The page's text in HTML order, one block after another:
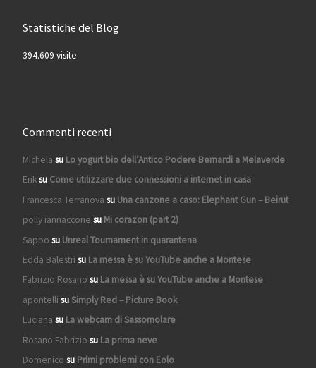
Statistiche del Blog
394.609 visite
Commenti recenti
Michela su Lo yogurt bio dell’Antico Podere Bernardi a Melaverde
Eriksu Come utilizzare due connessioni a internet in casa
Francesca Terranova su Una canzone a caso: Elephant Gun – Beirut
polly iannaccone su Mi corazon (part 2)
Sappo su Unreal Tournament in quarantena
Edda Balestri su La messa è su YouTube anche a Montese
Fabrizio Rosano su La messa è su YouTube anche a Montese
apontelli suSimply Red – Picture Book
Luciana su La webcam di Sassomolare
Rosano Fabrizio su La prima neve
Domenico su Primi problemi con Eolo